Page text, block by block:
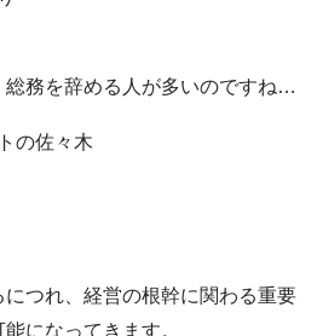
総務を辞める人が多いのですね…
つれ、経営の根幹に関わる重要
能になってきます。